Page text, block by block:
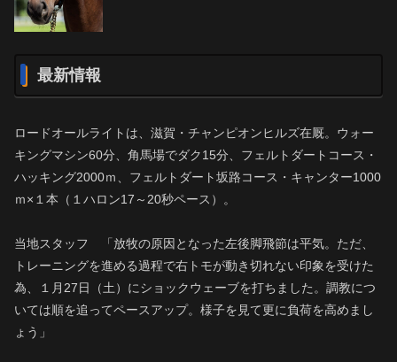
最新情報
ロードオールライトは、滋賀・チャンピオンヒルズ在厩。ウォー
キングマシン60分、角馬場でダク15分、フェルトダートコース・
ハッキング2000ｍ、フェルトダート坂路コース・キャンター1000
ｍ×１本（１ハロン17～20秒ペース）。
当地スタッフ 「放牧の原因となった左後脚飛節は平気。ただ、
トレーニングを進める過程で右トモが動き切れない印象を受けた
為、１月27日（土）にショックウェーブを打ちました。調教につ
いては順を追ってペースアップ。様子を見て更に負荷を高めまし
ょう」